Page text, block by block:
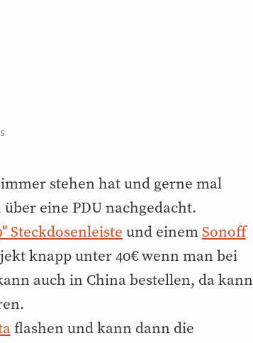
stehen hat und gerne mal
eine PDU nachgedacht.
Steckdosenleiste und einemSonoff
knapp unter 40€ wenn man bei
auch in China bestellen, da kann
flashen und kann dann die